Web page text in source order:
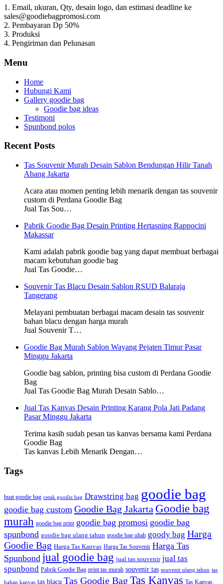
1. Email, ukuran, Qty, desain logo, dan estimasi deadline ke
sales@goodiebagpromosi.com
2. Pembayaran Dp 50%
3. Produksi
4. Pengiriman dan Pelunasan
Menu
Home
Hubungi Kami
Gallery goodie bag
Goodie bag ideas
Testimoni
Spunbond polos
Recent Posts
Tas Souvenir Murah Desain Sablon Bendungan Hilir Tanah
Abang Jakarta
Acara atau momen penting lebih menarik dengan tas souvenir
custom di Perdana Goodie Bag
Jual Tas Sou…
Pabrik Goodie Bag Desain Printing Hertasning Rappocini
Makassar
Kami adalah pabrik goodie bag yang dapat membuat berbagai
macam kebutuhan goodie bag
Jual Tas Goodie…
Souvenir Tas Blacu Desain Sablon RSUD Balaraja
Tangerang
Melayani pembuatan berbagai macam desain tas souvenir
bahan blacu dengan harga murah
Jual Souvenir T…
Goodie Bag Murah Sablon Wayang Pejaten Timur Pasar
Minggu Jakarta
Goodie bag sablon, printing bisa custom di Perdana Goodie
Bag
Jual Tas Goodie Bag Murah Desain Sablo…
Jual Tas Kanvas Desain Printing Karang Pola Jati Padang
Pasar Minggu Jakarta
Terima kasih sudah pesan tas kanvas bersama kami Perdana
Goodie Bag
Tas kanvas Lebih Menarik Dengan…
Tags
buat goodie bag cetak goodie bag Drawstring bag goodie bag
goodie bag custom Goodie Bag Jakarta Goodie bag
murah goodie bag print goodie bag promosi goodie bag
spunbond goodie bag ulang tahun goodie bag ultah goody bag Harga
Goodie Bag Harga Tas Kanvas Harga Tas Souvenir Harga Tas
Spunbond jual goodie bag jual tas souvenir jual tas
spunbond Pabrik Goodie Bag print tas murah souvenir tas souvenir ulang tahun tas
bahan kanvas tas blacu Tas Goodie Bag Tas Kanvas Tas Kanvas